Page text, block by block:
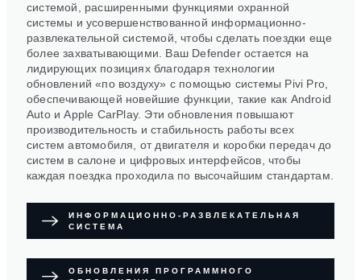
системой, расширенными функциями охранной
системы и усовершенствованной информационно-
развлекательной системой, чтобы сделать поездки еще
более захватывающими. Ваш Defender остается на
лидирующих позициях благодаря технологии
обновлений «по воздуху» с помощью системы Pivi Pro,
обеспечивающей новейшие функции, такие как Android
Auto и Apple CarPlay. Эти обновления повышают
производительность и стабильность работы всех
систем автомобиля, от двигателя и коробки передач до
систем в салоне и цифровых интерфейсов, чтобы
каждая поездка проходила по высочайшим стандартам.
ИНФОРМАЦИОННО-РАЗВЛЕКАТЕЛЬНАЯ
СИСТЕМА
ОБНОВЛЕНИЯ ПРОГРАММНОГО